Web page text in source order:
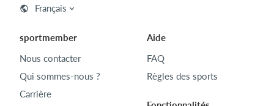
Français
sportmember
Nous contacter
Qui sommes-nous ?
Carrière
Aide
FAQ
Règles des sports